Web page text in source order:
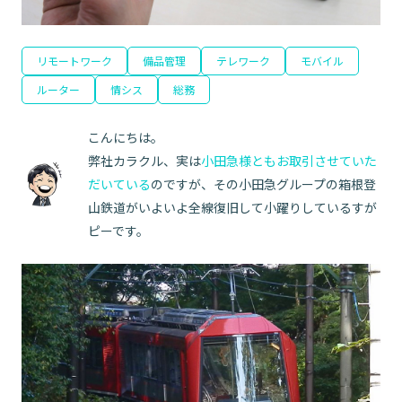
リモートワーク 備品管理 テレワーク
モバイル
ルーター
情シス 総務
こんにちは。
弊社カラクル、実は小田急様ともお取引させていた
だいているのですが、その小田急グループの箱根登
山鉄道がいよいよ全線復旧して小躍りしているすが
ピーです。